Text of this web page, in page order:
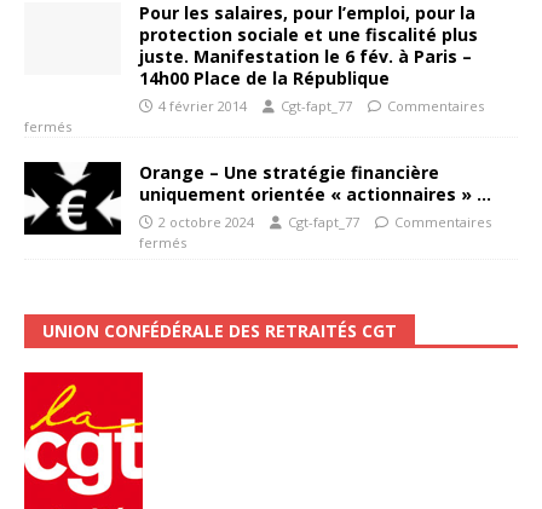
Pour les salaires, pour l’emploi, pour la
protection sociale et une fiscalité plus
juste. Manifestation le 6 fév. à Paris –
14h00 Place de la République
4 février 2014 Cgt-fapt_77
Commentaires
fermés
Orange – Une stratégie financière
uniquement orientée « actionnaires » …
2 octobre 2024 Cgt-fapt_77
Commentaires
fermés
UNION CONFÉDÉRALE DES RETRAITÉS CGT